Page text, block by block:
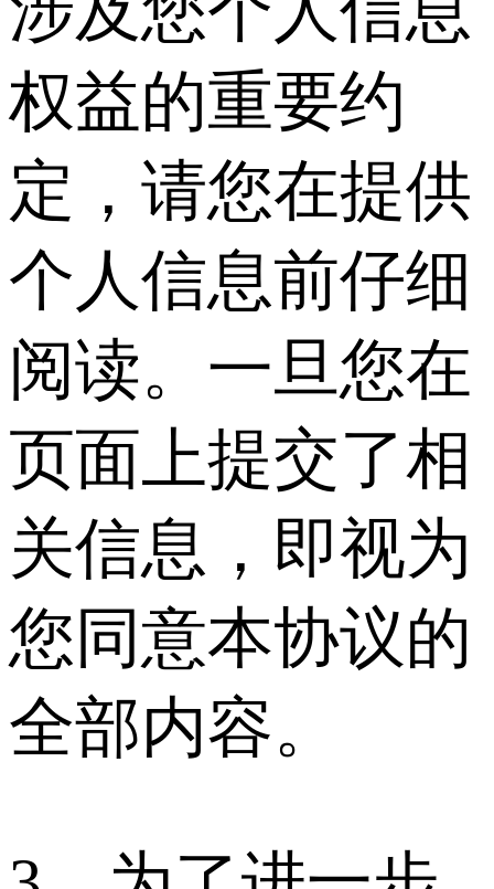
权益的重要约
定，请您在提供
个人信息前仔细
阅读。一旦您在
页面上提交了相
关信息，即视为
您同意本协议的
全部内容。